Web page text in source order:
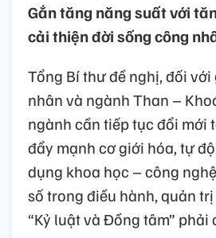
Gắn tăng năng suất với
cải thiện đời sống công
Tổng Bí thư đề nghị, đối
nhân và ngành Than –
ngành cần tiếp tục đổi mới
đẩy mạnh cơ giới hóa, tự
dụng khoa học – công
số trong điều hành, quản
“Kỷ luật và Đồng tâm” phải